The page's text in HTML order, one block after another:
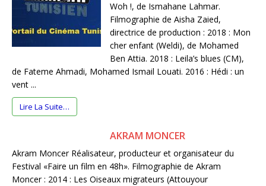
Woh !, de Ismahane Lahmar.
Filmographie de Aisha Zaied,
directrice de production : 2018 : Mon
cher enfant (Weldi), de Mohamed
Ben Attia. 2018 : Leila’s blues (CM),
de Fateme Ahmadi, Mohamed Ismail Louati. 2016 : Hédi : un
vent ...
Lire La Suite…
AKRAM MONCER
Akram Moncer Réalisateur, producteur et organisateur du
Festival «Faire un film en 48h». Filmographie de Akram
Moncer : 2014 : Les Oiseaux migrateurs (Attouyour